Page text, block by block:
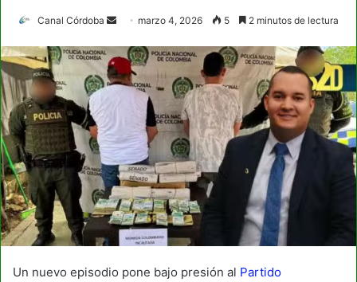
Canal Córdoba
Send
email
marzo 4, 2026 5 2 minutos de lectura
Un nuevo episodio pone bajo presión al Partido